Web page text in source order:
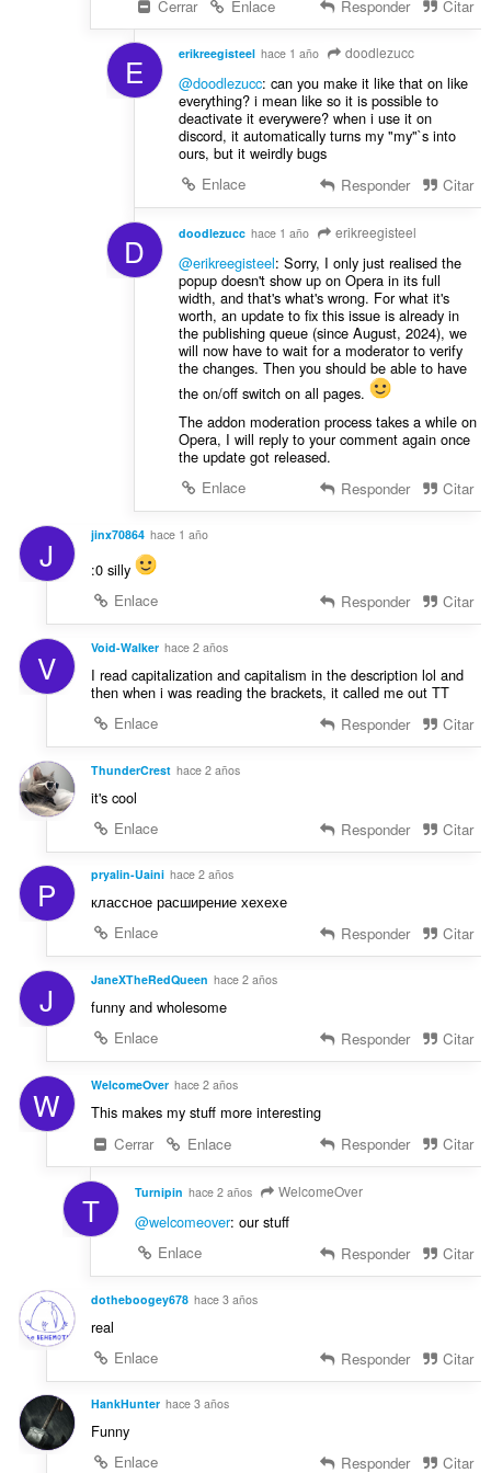
Cerrar Enlace Responder Citar
E erikreegisteel hace 1 año doodlezucc
@doodlezucc: can you make it like that on like
everything? i mean like so it is possible to
deactivate it everywere? when i use it on
discord, it automatically turns my "my"`s into
ours, but it weirdly bugs
Enlace
Responder Citar
D doodlezucc hace 1 año erikreegisteel
@erikreegisteel: Sorry, I only just realised the
popup doesn't show up on Opera in its full
width, and that's what's wrong. For what it's
worth, an update to fix this issue is already in
the publishing queue (since August, 2024), we
will now have to wait for a moderator to verify
the changes. Then you should be able to have
the on/off switch on all pages.
The addon moderation process takes a while on
Opera, I will reply to your comment again once
the update got released.
Enlace
Responder Citar
J jinx70864 hace 1 año
:0 silly
Enlace
Responder Citar
V Void-Walker hace 2 años
I read capitalization and capitalism in the description lol and
then when i was reading the brackets, it called me out TT
Enlace
Responder Citar
ThunderCrest hace 2 años
it's cool
Enlace
Responder Citar
P pryalin-Uaini hace 2 años
классное расширение хехехе
Enlace
Responder Citar
J JaneXTheRedQueen hace 2 años
funny and wholesome
Enlace
Responder Citar
W WelcomeOver hace 2 años
This makes my stuff more interesting
Cerrar
Enlace Responder Citar
T Turnipin hace 2 años WelcomeOver
@welcomeover: our stuff
Enlace
Responder Citar
dotheboogey678 hace 3 años
real
Enlace
Responder Citar
HankHunter hace 3 años
Funny
Enlace
Responder Citar